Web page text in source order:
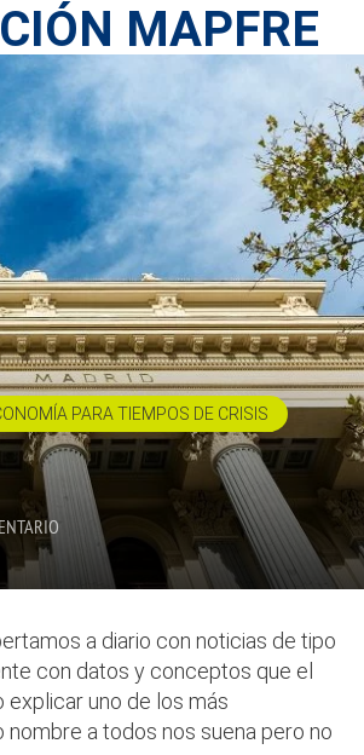
MAPFRE
PARA TIEMPOS DE CRISIS
a diario con noticias de tipo
con datos y conceptos que el
uno de los más
nombre a todos nos suena pero no